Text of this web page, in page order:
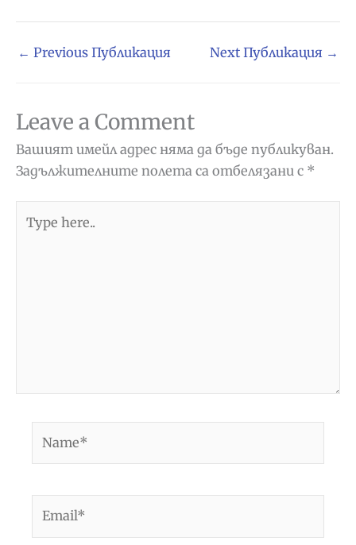
← Previous Публикация Next Публикация →
Leave a Comment
Вашият имейл адрес няма да бъде публикуван.
Задължителните полета са отбелязани с *
here..